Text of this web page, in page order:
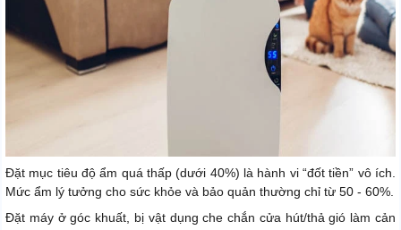
Đặt mục tiêu độ ẩm quá thấp (dưới 40%) là hành vi “đốt tiền” vô ích.
Mức ẩm lý tưởng cho sức khỏe và bảo quản thường chỉ từ 50 - 60%.
Đặt máy ở góc khuất, bị vật dụng che chắn cửa hút/thả gió làm cản